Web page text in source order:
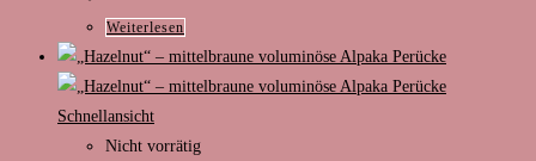
€117,00
Weiterlesen
Schnellansicht
Nicht vorrätig